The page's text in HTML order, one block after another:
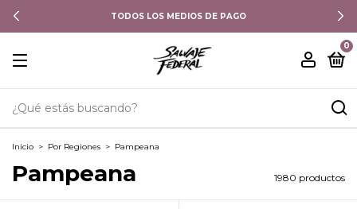
TODOS LOS MEDIOS DE PAGO
0
Inicio > Por Regiones > Pampeana
Pampeana 1980 productos